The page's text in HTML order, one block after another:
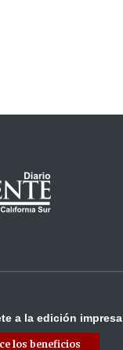
a la edición impresa
los beneficios